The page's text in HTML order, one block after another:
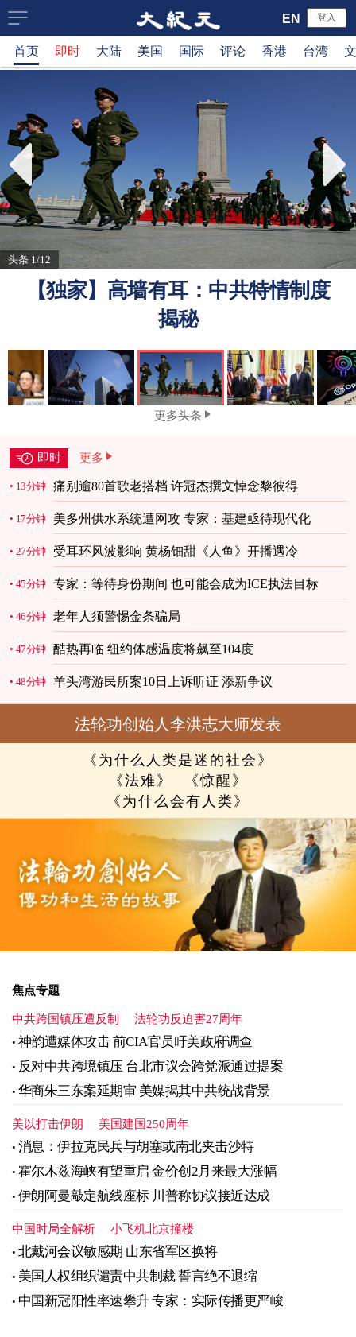
大
纪
元
新
闻
网
登入
EN
首页 即时 大陆 美国 国际 评论 香港 台湾
头条 1/12
【独家】高墙有耳：中共特情制度
揭秘
更多头条
即时 更多
13分钟 痛别逾80首歌老搭档 许冠杰撰文悼念黎彼得
17分钟 美多州供水系统遭网攻 专家：基建亟待现代化
27分钟 受耳环风波影响 黄杨钿甜《人鱼》开播遇冷
45分钟 专家：等待身份期间 也可能会成为ICE执法目标
46分钟 老年人须警惕金条骗局
47分钟 酷热再临 纽约体感温度将飙至104度
48分钟 羊头湾游民所案10日上诉听证 添新争议
法轮功创始人李洪志大师发表
《为什么人类是迷的社会》
《法难》
《惊醒》
《为什么会有人类》
焦点专题
中共跨国镇压遭反制 法轮功反迫害27周年
神韵遭媒体攻击 前CIA官员吁美政府调查
反对中共跨境镇压 台北市议会跨党派通过提案
华商朱三东案延期审 美媒揭其中共统战背景
美以打击伊朗 美国建国250周年
消息：伊拉克民兵与胡塞或南北夹击沙特
霍尔木兹海峡有望重启 金价创2月来最大涨幅
伊朗阿曼敲定航线座标 川普称协议接近达成
中国时局全解析 小飞机北京撞楼
北戴河会议敏感期 山东省军区换将
美国人权组织谴责中共制裁 誓言绝不退缩
中国新冠阳性率速攀升 专家：实际传播更严峻